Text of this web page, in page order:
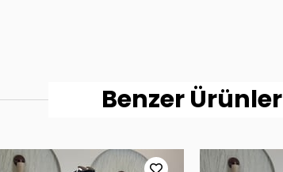
Benzer Ürünler